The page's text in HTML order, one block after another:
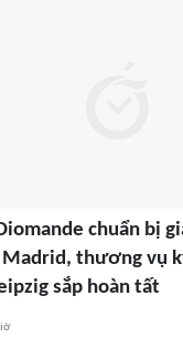
chuẩn bị
Madrid, thương vụ
sắp hoàn tất